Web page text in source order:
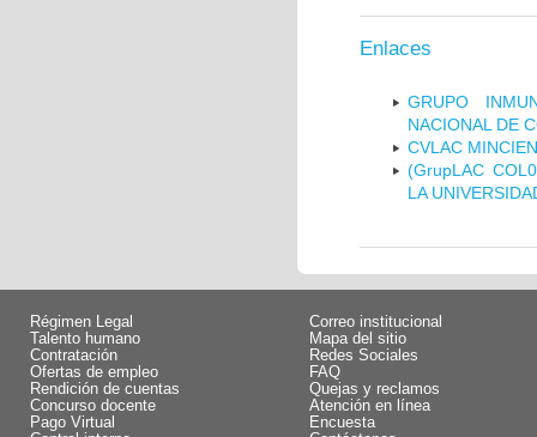
Enlaces
GRUPO
NACIONAL DE
CVLAC
(GrupLAC
LA
Régimen Legal
Talento humano
Contratación
Ofertas de empleo
Rendición de cuentas
Concurso docente
Pago Virtual
Correo institucional
Mapa del sitio
Redes Sociales
FAQ
Quejas y reclamos
Atención en línea
Encuesta